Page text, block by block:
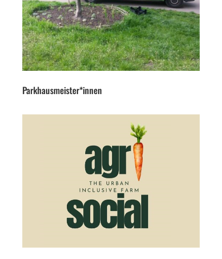
Parkhausmeister*innen